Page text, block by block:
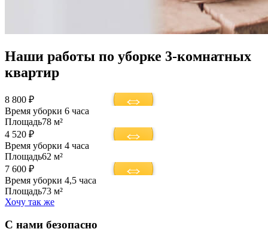
Наши работы по уборке 3-комнатных
квартир
8 800 ₽
Время уборки 6 часа
Площадь78 м²
4 520 ₽
Время уборки 4 часа
Площадь62 м²
7 600 ₽
Время уборки 4,5 часа
Площадь73 м²
Хочу так же
С нами безопасно